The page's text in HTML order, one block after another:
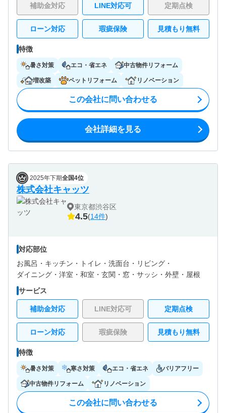
補助金対応 LINE対応可 定期点検
ローン対応 瑕疵保険 見積もり無料
特徴
暑さ対策 エコ・省エネ 中古物件リフォーム
増改築 ペットリフォーム リノベーション
この会社に問い合わせる
会社詳細を見る
2025年下期全国4位
株式会社キャッツ
東京都渋谷区
4.5(14件)
対応部位
お風呂・ キッチン・ トイレ・ 洗面台・ リビング・
ダイニング・ 洋室・ 和室・ 玄関・ 窓・サッシ・ 外壁・ 屋根
サービス
補助金対応 LINE対応可 定期点検
ローン対応 瑕疵保険 見積もり無料
特徴
暑さ対策 寒さ対策 エコ・省エネ バリアフリー
中古物件リフォーム リノベーション
この会社に問い合わせる